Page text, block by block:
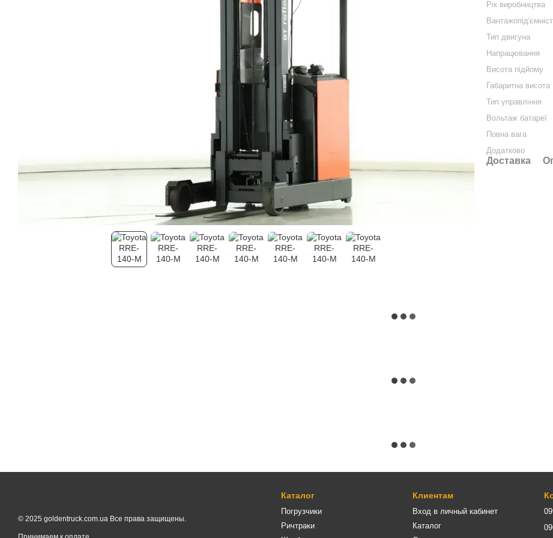
Рік виробництва
Тип двигуна
Напрацювання
Висота підйому
Габаритна висота
Тип управління
Вольтаж батареї
Повна вага
Додатково
Доставка
© 2025 goldentruck.com.ua Все права защищены.
Каталог
Погрузчики
Ричтраки
Клиентам
Вход в личный кабинет
Каталог